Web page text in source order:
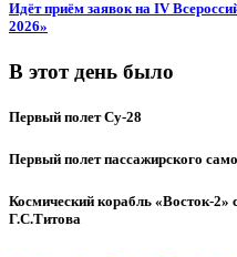
Идёт приём заявок на IV
2026»
В этот день было
Первый полет Су-28
Первый полет пассажирского
Космический корабль «Восток-2»
Г.С.Титова